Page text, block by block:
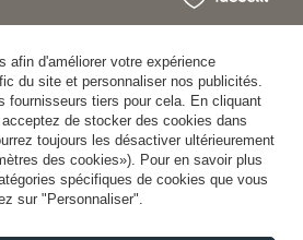
afin d'améliorer votre expérience
du site et personnaliser nos publicités.
fournisseurs tiers pour cela. En cliquant
de stocker des cookies dans
toujours les désactiver ultérieurement
des cookies»). Pour en savoir plus
spécifiques de cookies que vous
sur "Personnaliser".